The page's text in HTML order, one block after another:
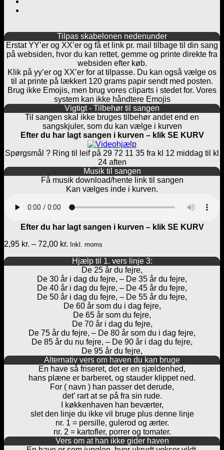
Tilpas skabelonen nedenunder
Erstat YY’er og XX’er og få et link pr. mail tilbage til din sang
på websiden, hvor du kan rettet, gemme og printe direkte fra
websiden efter køb.
Klik på yy’er og XX’er for at tilpasse. Du kan også vælge os
til at printe på lækkert 120 grams papir sendt med posten.
Brug ikke Emojis, men brug vores cliparts i stedet for. Vores
system kan ikke håndtere Emojis
Vigtigt - Tilbehør til sangen
Til sangen skal ikke bruges tilbehør andet end en
sangskjuler, som du kan vælge i kurven
Efter du har lagt sangen i kurven – klik SE KURV
Spørgsmål ? Ring til leif på 29 72 11 35 fra kl 12 middag til kl
24 aften
Musik til sangen
Få musik download/hente link til sangen
Kan vælges inde i kurven.
Efter du har lagt sangen i kurven – klik SE KURV
2,95 kr. – 72,00 kr. Prisinterval:
til
72,00 kr.
Inkl. moms
Hjælp til 1. vers linje 3:
De 25 år du fejre,
De 30 år i dag du fejre, – De 35 år du fejre,
De 40 år i dag du fejre, – De 45 år du fejre,
De 50 år i dag du fejre, – De 55 år du fejre,
De 60 år som du i dag fejre,
De 65 år som du fejre,
De 70 år i dag du fejre,
De 75 år du fejre, – De 80 år som du i dag fejre,
De 85 år du nu fejre, – De 90 år i dag du fejre,
De 95 år du fejre,
Alternativ vers om haven du kan bruge
En have så friseret, det er en sjældenhed,
hans plæne er barberet, og stauder klippet ned.
For ( navn ) han passer det derude,
det’ rart at se på fra sin rude.
I køkkenhaven han beværter,
slet den linje du ikke vil bruge plus denne linje
nr. 1 = persille, gulerod og ærter.
nr. 2 = kartofler, porrer og tomater.
Vers om at han ikke gider haven